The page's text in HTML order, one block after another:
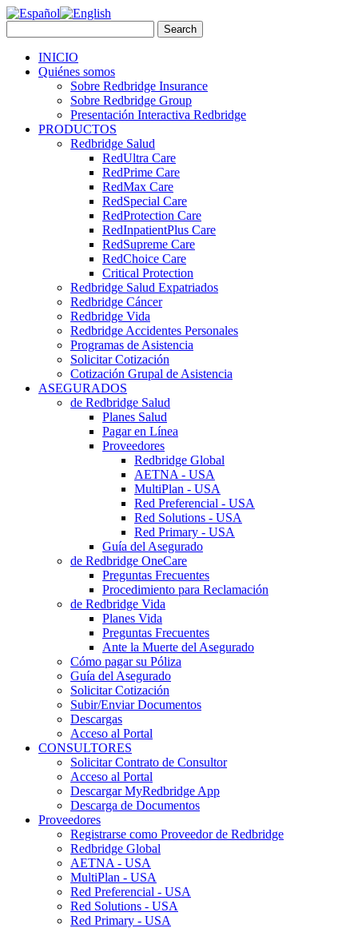
INICIO
Quiénes somos
Sobre Redbridge Insurance
Sobre Redbridge Group
Presentación Interactiva Redbridge
PRODUCTOS
Redbridge Salud
RedUltra Care
RedPrime Care
RedMax Care
RedSpecial Care
RedProtection Care
RedInpatientPlus Care
RedSupreme Care
RedChoice Care
Critical Protection
Redbridge Salud Expatriados
Redbridge Cáncer
Redbridge Vida
Redbridge Accidentes Personales
Programas de Asistencia
Solicitar Cotización
Cotización Grupal de Asistencia
ASEGURADOS
de Redbridge Salud
Planes Salud
Pagar en Línea
Proveedores
Redbridge Global
AETNA - USA
MultiPlan - USA
Red Preferencial - USA
Red Solutions - USA
Red Primary - USA
Guía del Asegurado
de Redbridge OneCare
Preguntas Frecuentes
Procedimiento para Reclamación
de Redbridge Vida
Planes Vida
Preguntas Frecuentes
Ante la Muerte del Asegurado
Cómo pagar su Póliza
Guía del Asegurado
Solicitar Cotización
Subir/Enviar Documentos
Descargas
Acceso al Portal
CONSULTORES
Solicitar Contrato de Consultor
Acceso al Portal
Descargar MyRedbridge App
Descarga de Documentos
Proveedores
Registrarse como Proveedor de Redbridge
Redbridge Global
AETNA - USA
MultiPlan - USA
Red Preferencial - USA
Red Solutions - USA
Red Primary - USA